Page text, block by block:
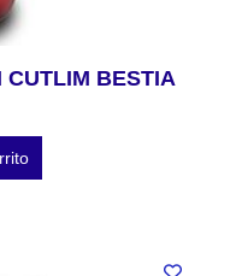
CUTLIM BESTIA